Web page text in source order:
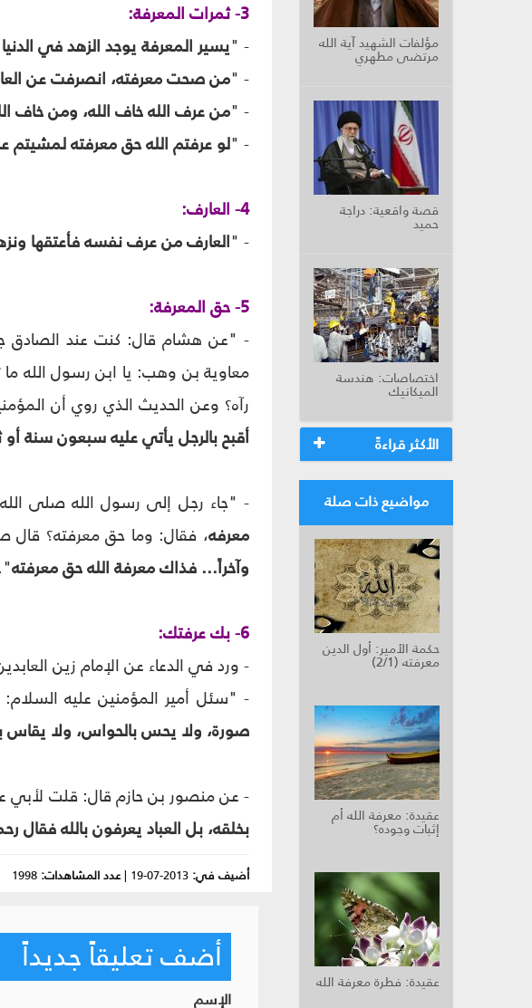
مؤلفات الشهيد آية الله
مرتضى مطهري
قصة واقعية: دراجة
حميد
اختصاصات: هندسة
الميكانيك
الأكثر قراءةً
مواضيع ذات صلة
حكمة الأمير: أول الدين
معرفته (2/1)
عقيدة: معرفة الله أم
إثبات وجوده؟‏
عقيدة: فطرة معرفة الله‏
3- ثمرات المعرفة:
- "يسير المعرفة يوجد الزهد في الدنيا
- "من صحت معرفته، انصرفت عن
- "من عرف الله خاف الله، ومن خاف
- "لو عرفتم الله حق معرفته لمشيتم
4- العارف:
- "العارف من عرف نفسه فأعتقها
5- حق المعرفة:
- "عن هشام قال: كنت عند الصادق
معاوية بن وهب: يا ابن رسول الله
رآه؟ وعن الحديث الذي روي أن
أقبح بالرجل يأتي عليه سبعون سنة
- "جاء رجل إلى رسول الله صلى
معرفه، فقال: وما حق معرفته؟ قال
وآخراً... فذاك معرفة الله حق معرفته".
6- بك عرفتك:
- ورد في الدعاء عن الإمام زين
- "سئل أمير المؤمنين عليه
صورة، ولا يحس بالحواس، ولا يقاس
- عن منصور بن حازم قال: قلت لأبي
بخلقه، بل العباد يعرفون بالله فقال
أضيف في: 2013-07-19
|عدد المشاهدات: 1998
أضف تعليقاً جديداً
الإسم